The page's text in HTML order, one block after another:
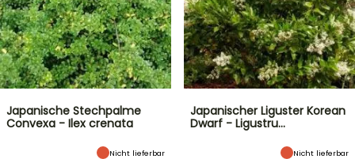
Japanische Stechpalme
Convexa - Ilex crenata
Nicht lieferbar
Japanischer Liguster Korean
Dwarf - Ligustru…
Nicht lieferbar